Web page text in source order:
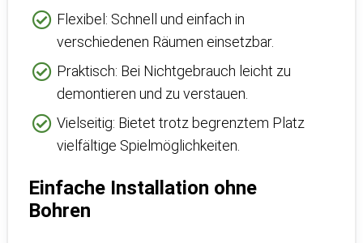
Flexibel: Schnell und einfach in
verschiedenen Räumen einsetzbar.
Praktisch: Bei Nichtgebrauch leicht zu
demontieren und zu verstauen.
Vielseitig: Bietet trotz begrenztem Platz
vielfältige Spielmöglichkeiten.
Einfache Installation ohne
Bohren